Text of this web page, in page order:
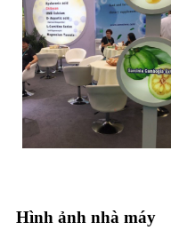
Hình ảnh nhà máy